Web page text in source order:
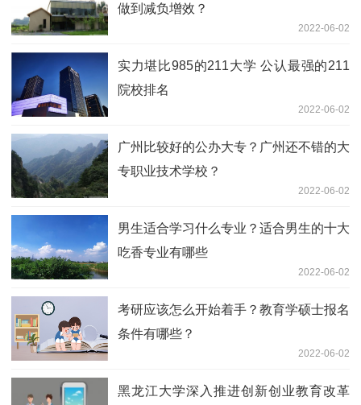
做到减负增效？
2022-06-02
实力堪比985的211大学 公认最强的211
院校排名
2022-06-02
广州比较好的公办大专？广州还不错的大
专职业技术学校？
2022-06-02
男生适合学习什么专业？适合男生的十大
吃香专业有哪些
2022-06-02
考研应该怎么开始着手？教育学硕士报名
条件有哪些？
2022-06-02
黑龙江大学深入推进创新创业教育改革